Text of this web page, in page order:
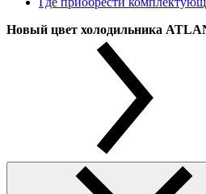
Новый цвет холодильника